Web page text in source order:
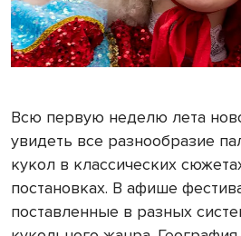
Всю первую неделю лета
увидеть все разнообразие
кукол в классических
постановках. В афише
поставленные в разных